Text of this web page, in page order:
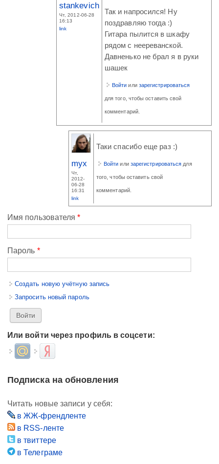
stankevich
Чт, 2012-06-28
16:13
link
Так и напросился! Ну
поздравляю тогда :)
Гитара пылится в шкафу
рядом с неереванской.
Давненько не брал я в руки
шашек
Войти или зарегистрироваться
для того, чтобы оставить свой
комментарий.
myx
Чт,
2012-
06-28
16:31
link
Таки спасибо еще раз :)
Войти или зарегистрироваться для
того, чтобы оставить свой
комментарий.
Имя пользователя*
Пароль *
Создать новую учётную запись
Запросить новый пароль
Или войти через профиль в соцсети:
Login with Mail.ruLogin with Яндекс
Подписка на обновления
Читать новые записи у себя:
в ЖЖ-френдленте
в RSS-ленте
в твиттере
в Телеграме